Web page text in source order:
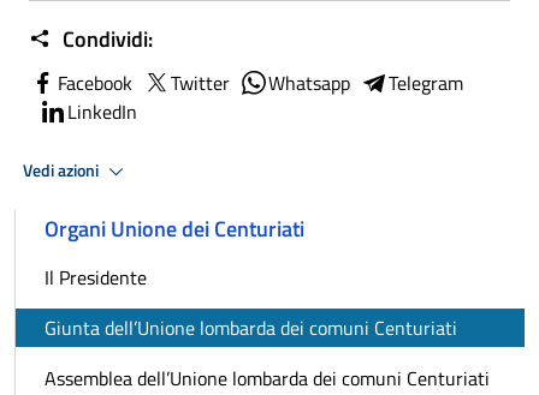
Condividi:
Facebook Twitter Whatsapp
Telegram
LinkedIn
Vedi azioni
Organi Unione dei Centuriati
Il Presidente
Giunta dell’Unione lombarda dei comuni Centuriati
Assemblea dell’Unione lombarda dei comuni Centuriati